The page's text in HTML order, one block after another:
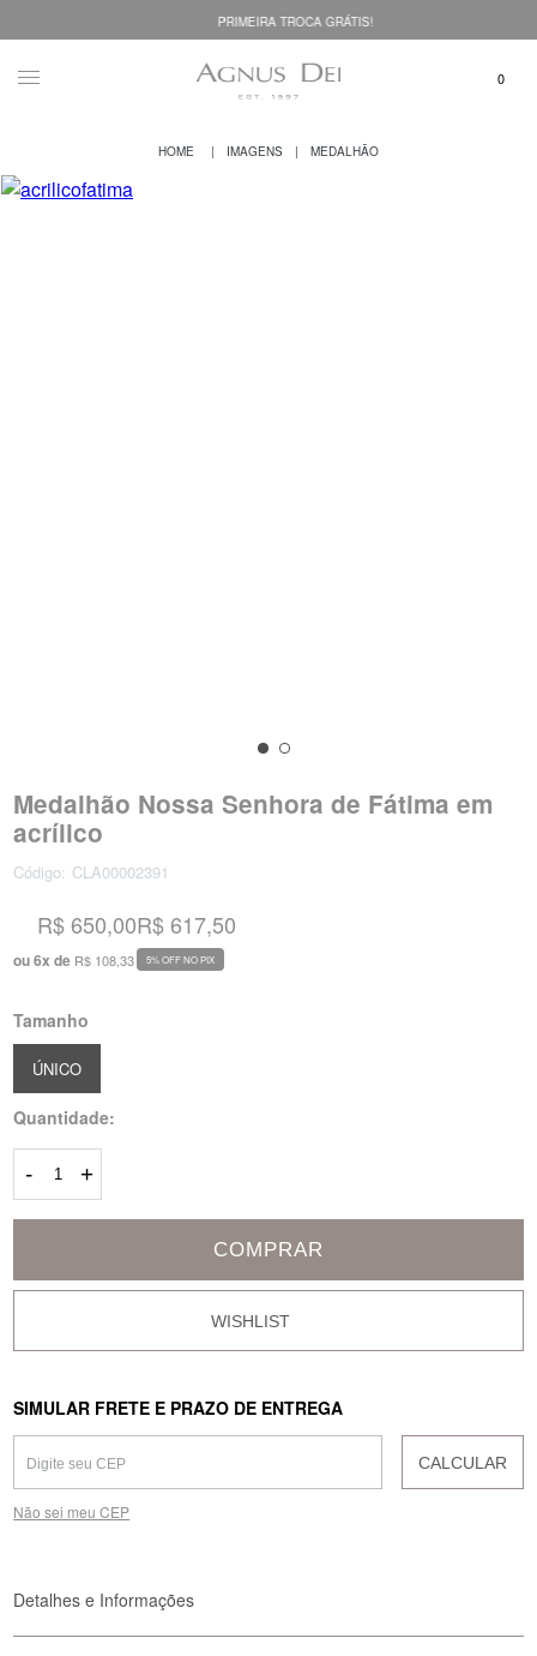
PRIMEIRA TROCA GRÁTIS!
IMAGENS MEDALHÃO
Medalhão Nossa Senhora de Fátima em
acrílico
Código: CLA00002391
R$ 650,00
ou6x de R$ 108,33
R$ 617,50
5% OFF NO PIX
Tamanho
ÚNICO
Quantidade:
- +
COMPRAR
SIMULAR FRETE E PRAZO DE ENTREGA
CALCULAR
Não sei meu CEP
Detalhes e Informações